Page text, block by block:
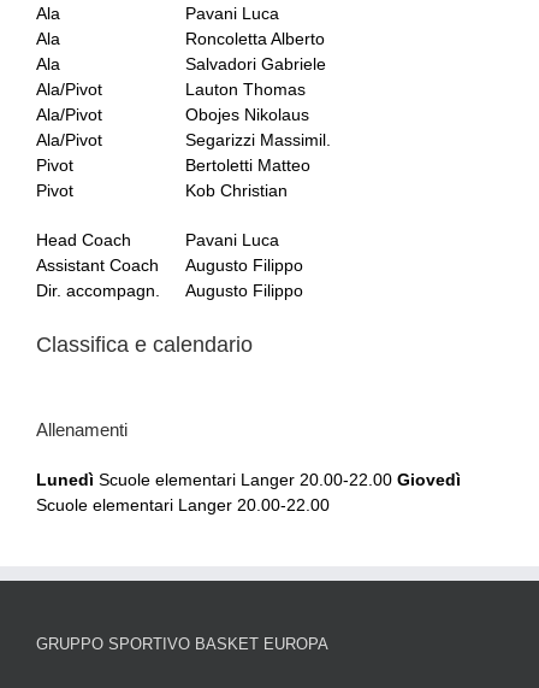
Ala
Pavani Luca
Ala
Roncoletta Alberto
Ala
Salvadori Gabriele
Ala/Pivot
Lauton Thomas
Ala/Pivot
Obojes Nikolaus
Ala/Pivot
Segarizzi Massimil.
Pivot
Bertoletti Matteo
Pivot
Kob Christian
Head Coach
Pavani Luca
Assistant Coach
Augusto Filippo
Dir. accompagn.
Augusto Filippo
Classifica e calendario
Allenamenti
Lunedì Scuole elementari Langer 20.00-22.00 Giovedì
Scuole elementari Langer 20.00-22.00
GRUPPO SPORTIVO BASKET EUROPA